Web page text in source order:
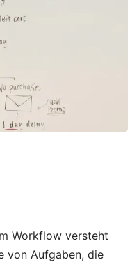
Workflow versteht
von Aufgaben, die